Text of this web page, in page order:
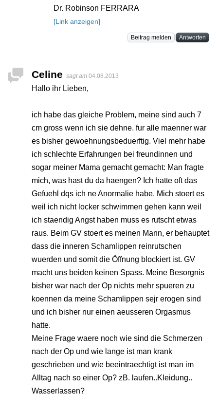
Dr. Robinson FERRARA
[Link anzeigen]
Beitrag melden Antworten
Celine sagt am 04.08.2013
Hallo ihr Lieben,
ich habe das gleiche Problem, meine sind auch 7
cm gross wenn ich sie dehne. fur alle maenner war
es bisher gewoehnungsbeduerftig. Viel mehr habe
ich schlechte Erfahrungen bei freundinnen und
sogar meiner Mama gemacht gemacht: Man fragte
mich, was hast du da haengen? Ich hatte oft das
Gefuehl dqs ich ne Anormalie habe. Mich stoert es
weil ich nicht locker schwimmen gehen kann weil
ich staendig Angst haben muss es rutscht etwas
raus. Beim GV stoert es meinen Mann, er behauptet
dass die inneren Schamlippen reinrutschen
wuerden und somit die Öffnung blockiert ist. GV
macht uns beiden keinen Spass. Meine Besorgnis
bisher war nach der Op nichts mehr spueren zu
koennen da meine Schamlippen sejr erogen sind
und ich bisher nur einen aeusseren Orgasmus
hatte.
Meine Frage waere noch wie sind die Schmerzen
nach der Op und wie lange ist man krank
geschrieben und wie beeintraechtigt ist man im
Alltag nach so einer Op? zB. laufen..Kleidung..
Wasserlassen?